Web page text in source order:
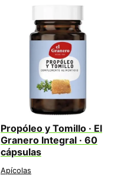
Propóleo y Tomillo · El
Granero Integral · 60
cápsulas
Apícolas